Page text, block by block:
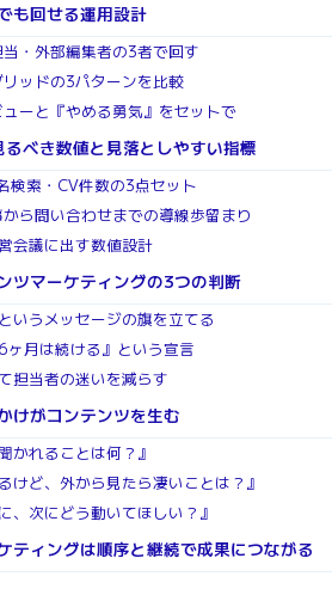
も回せる運用設計
・外部編集者の3者で回す
ッドの3パターンを比較
ーと『やめる勇気』をセットで
べき数値と見落としやすい指標
検索・CV件数の3点セット
ら問い合わせまでの導線歩留まり
会議に出す数値設計
ツマーケティングの3つの判断
いうメッセージの旗を立てる
月は続ける』という宣言
担当者の迷いを減らす
けがコンテンツを生む
かれることは何？』
ど、外から見たら凄いことは？』
、次にどう動いてほしい？』
ティングは順序と継続で成果につながる